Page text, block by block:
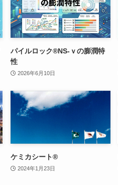
パイルロック®NS-ｖの膨潤特
性
2026年6月10日
ケミカシート®
2024年1月23日